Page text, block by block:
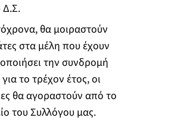
Δ.Σ.
θα μοιραστούν
στα μέλη που έχουν
την συνδρομή
το τρέχον έτος, οι
θα αγοραστούν από το
του Συλλόγου μας.